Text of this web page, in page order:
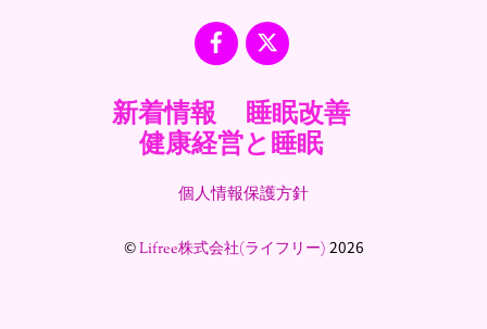
Facebook
X
新着情報
睡眠改善
健康経営と睡眠
個人情報保護方針
©Lifree株式会社(ライフリー) 2026